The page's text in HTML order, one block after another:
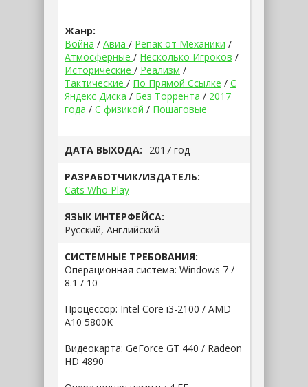
ДАТА ВЫХОДА: 2017 год
РАЗРАБОТЧИК/ИЗДАТЕЛЬ:
Cats Who Play
ЯЗЫК ИНТЕРФЕЙСА:
Русский, Английский
СИСТЕМНЫЕ ТРЕБОВАНИЯ:
Операционная система: Windows 7 /
8.1 / 10
Процессор: Intel Core i3-2100 / AMD
A10 5800K
Видеокарта: GeForce GT 440 / Radeon
HD 4890
Жанр:
Война / Авиа / Репак от Механики /
Атмосферные / Несколько Игроков /
Исторические / Реализм /
Тактические / По Прямой Ссылке / С
Яндекс Диска / Без Торрента / 2017
года / С физикой / Пошаговые